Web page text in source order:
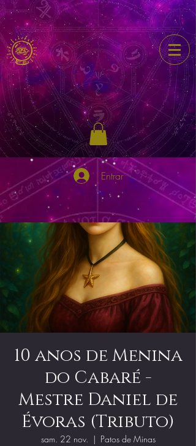
Entrar
10 anos de Menina
do Cabaré -
Mestre Daniel de
Évoras (Tributo)
sam. 22 nov.
  |
Patos de Minas